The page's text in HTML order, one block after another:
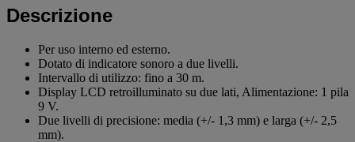
Descrizione
Per uso interno ed esterno.
Dotato di indicatore sonoro a due livelli.
Intervallo di utilizzo: fino a 30 m.
Display LCD retroilluminato su due lati, Alimentazione: 1 pila
9 V.
Due livelli di precisione: media (+/- 1,3 mm) e larga (+/- 2,5
mm).